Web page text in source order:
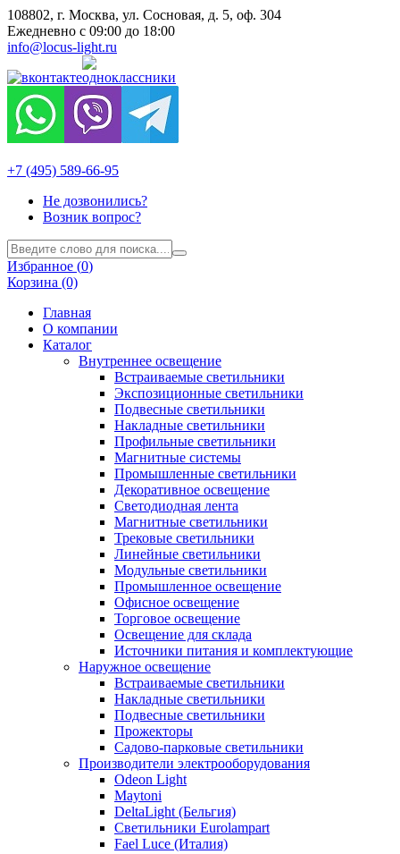
108802, г. Москва, ул. Сосновая, д. 5, оф. 304
Ежедневно с 09:00 до 18:00
info@locus-light.ru
+7 (495) 589-66-95
Не дозвонились?
Возник вопрос?
Избранное (0)
Корзина (0)
Главная
О компании
Каталог
Внутреннее освещение
Встраиваемые светильники
Экспозиционные светильники
Подвесные светильники
Накладные светильники
Профильные светильники
Магнитные системы
Промышленные светильники
Декоративное освещение
Светодиодная лента
Магнитные светильники
Трековые светильники
Линейные светильники
Модульные светильники
Промышленное освещение
Офисное освещение
Торговое освещение
Освещение для склада
Источники питания и комплектующие
Наружное освещение
Встраиваемые светильники
Накладные светильники
Подвесные светильники
Прожекторы
Садово-парковые светильники
Производители электрооборудования
Odeon Light
Maytoni
DeltaLight (Бельгия)
Светильники Eurolampart
Fael Luce (Италия)